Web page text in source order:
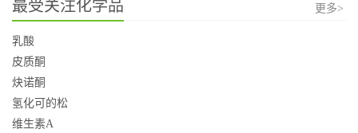
最受关注化学品 更多>
乳酸
皮质酮
炔诺酮
氢化可的松
维生素A